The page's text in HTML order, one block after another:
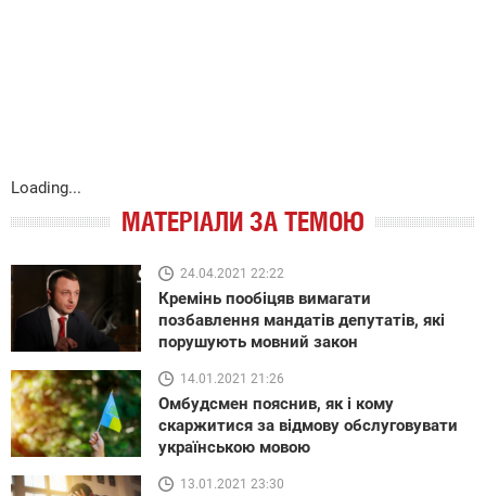
Loading...
МАТЕРІАЛИ ЗА ТЕМОЮ
24.04.2021 22:22
Кремінь пообіцяв вимагати
позбавлення мандатів депутатів, які
порушують мовний закон
14.01.2021 21:26
Омбудсмен пояснив, як і кому
скаржитися за відмову обслуговувати
українською мовою
13.01.2021 23:30